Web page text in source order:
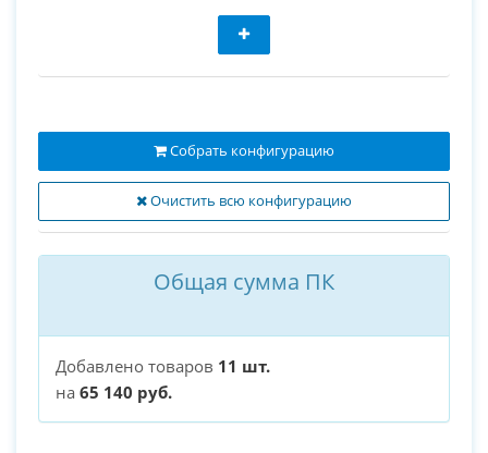
Очистить всю конфигурацию
Собрать конфигурацию
Общая сумма ПК
Добавлено товаров 11 шт.
на 65 140 руб.